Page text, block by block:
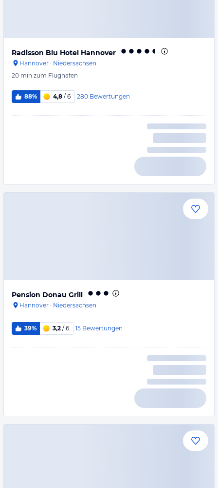
Radisson Blu Hotel Hannover
Hannover · Niedersachsen
20 min zum Flughafen
88% 4,8 / 6 280 Bewertungen
Pension Donau Grill
Hannover · Niedersachsen
39% 3,2 / 6 15 Bewertungen